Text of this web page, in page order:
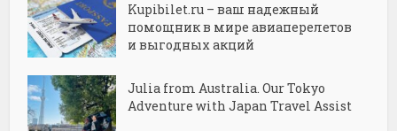
Kupibilet.ru – ваш надежный
помощник в мире авиаперелетов
и выгодных акций
Julia from Australia. Our Tokyo
Adventure with Japan Travel Assist